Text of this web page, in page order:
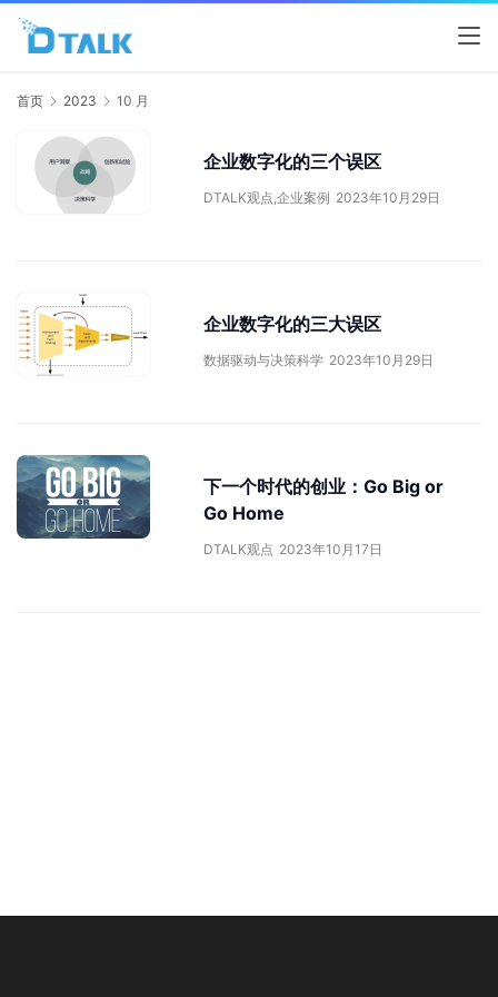
首页 2023 10 月
企业数字化的三个误区
DTALK观点,企业案例 2023年10月29日
企业数字化的三大误区
数据驱动与决策科学 2023年10月29日
下一个时代的创业：Go Big or
Go Home
DTALK观点 2023年10月17日